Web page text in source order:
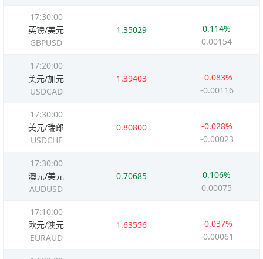
17:30:00
英镑/美元
GBPUSD
1.35029
0.114%
0.00154
17:20:00
美元/加元
USDCAD
1.39403
-0.083%
-0.00116
17:30:00
美元/瑞郎
USDCHF
0.80800
-0.028%
-0.00023
17:30:00
澳元/美元
AUDUSD
0.70685
0.106%
0.00075
17:10:00
欧元/澳元
EURAUD
1.63556
-0.037%
-0.00061